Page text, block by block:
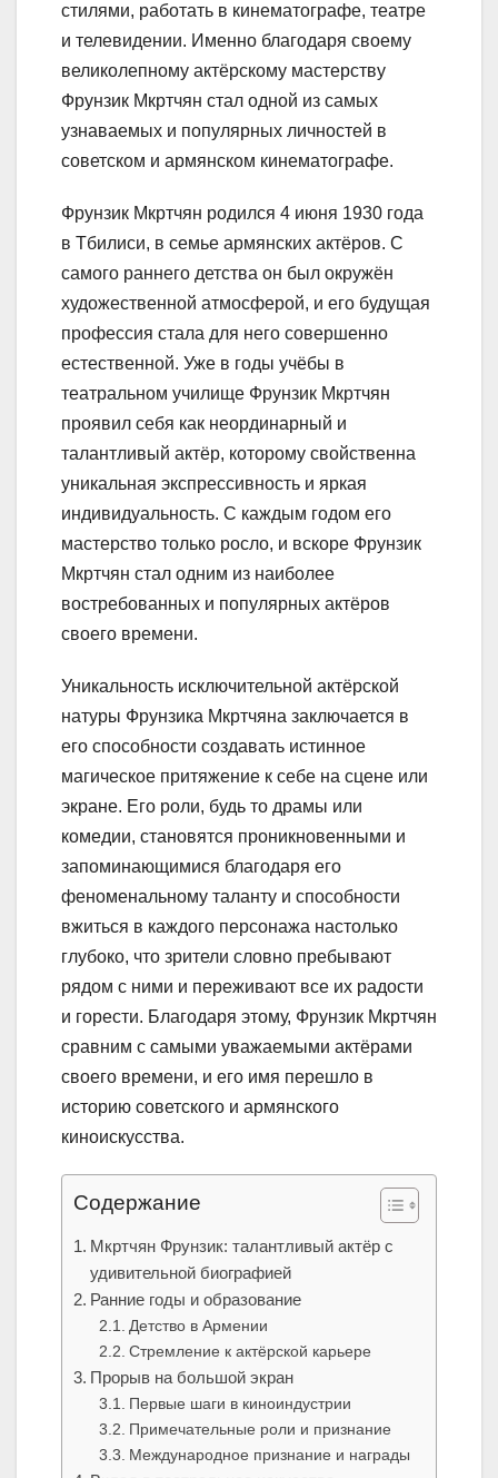
стилями, работать в кинематографе, театре
и телевидении. Именно благодаря своему
великолепному актёрскому мастерству
Фрунзик Мкртчян стал одной из самых
узнаваемых и популярных личностей в
советском и армянском кинематографе.
Фрунзик Мкртчян родился 4 июня 1930 года
в Тбилиси, в семье армянских актёров. С
самого раннего детства он был окружён
художественной атмосферой, и его будущая
профессия стала для него совершенно
естественной. Уже в годы учёбы в
театральном училище Фрунзик Мкртчян
проявил себя как неординарный и
талантливый актёр, которому свойственна
уникальная экспрессивность и яркая
индивидуальность. С каждым годом его
мастерство только росло, и вскоре Фрунзик
Мкртчян стал одним из наиболее
востребованных и популярных актёров
своего времени.
Уникальность исключительной актёрской
натуры Фрунзика Мкртчяна заключается в
его способности создавать истинное
магическое притяжение к себе на сцене или
экране. Его роли, будь то драмы или
комедии, становятся проникновенными и
запоминающимися благодаря его
феноменальному таланту и способности
вжиться в каждого персонажа настолько
глубоко, что зрители словно пребывают
рядом с ними и переживают все их радости
и горести. Благодаря этому, Фрунзик Мкртчян
сравним с самыми уважаемыми актёрами
своего времени, и его имя перешло в
историю советского и армянского
киноискусства.
Содержание
Мкртчян Фрунзик: талантливый актёр с
удивительной биографией
Ранние годы и образование
Детство в Армении
Стремление к актёрской карьере
Прорыв на большой экран
Первые шаги в киноиндустрии
Примечательные роли и признание
Международное признание и награды